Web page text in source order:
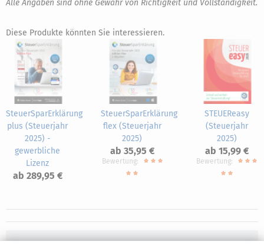
Alle Angaben sind ohne Gewähr von Richtigkeit und Vollständigkeit.
Diese Produkte könnten Sie interessieren.
SteuerSparErklärung
plus (Steuerjahr
2025) -
gewerbliche
Lizenz
ab 289,95 €
SteuerSparErklärung
flex (Steuerjahr
2025)
ab 35,95 €
Bewertung:
STEUEReasy
(Steuerjahr
2025)
ab 15,99 €
Bewertung: